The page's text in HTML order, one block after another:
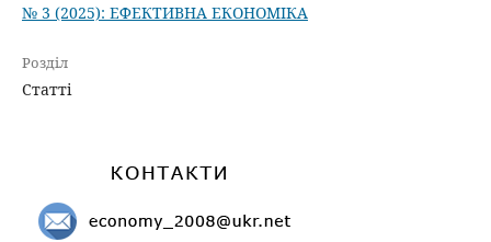
№ 3 (2025): ЕФЕКТИВНА ЕКОНОМІКА
Розділ
Статті